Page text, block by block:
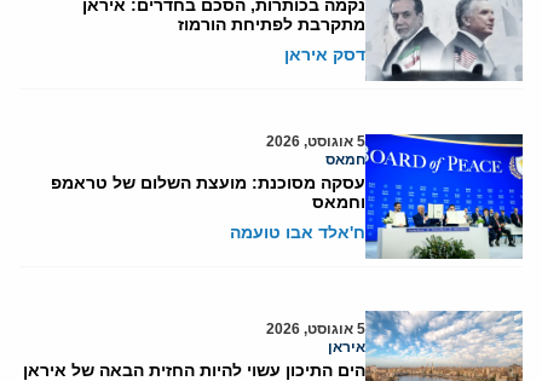
נקמה בכותרות, הסכם בחדרים: איראן
מתקרבת לפתיחת הורמוז
דסק איראן
5 אוגוסט, 2026
חמאס
עסקה מסוכנת: מועצת השלום של טראמפ
וחמאס
ח'אלד אבו טועמה
5 אוגוסט, 2026
איראן
הים התיכון עשוי להיות החזית הבאה של איראן